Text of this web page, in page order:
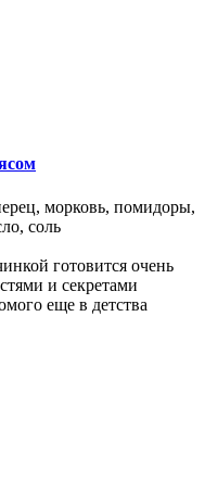
морковь, помидоры,
соль
готовится очень
и секретами
еще в детства